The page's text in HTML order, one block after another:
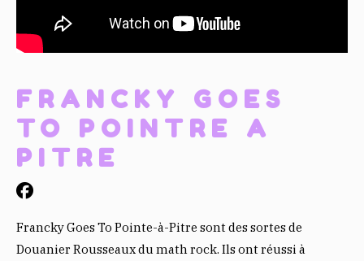
FRANCKY GOES
TO POINTRE A
PITRE
Francky Goes To Pointe-à-Pitre sont des sortes de
Douanier Rousseaux du math rock. Ils ont réussi à